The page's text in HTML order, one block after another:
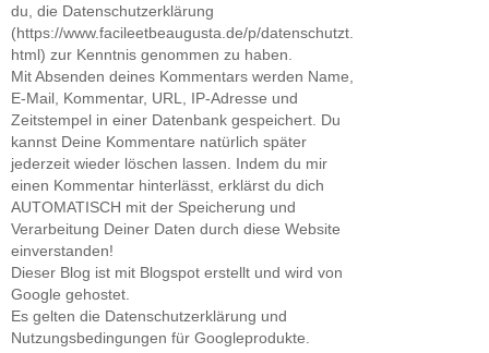
du, die Datenschutzerklärung
(https://www.facileetbeaugusta.de/p/datenschutzt.
html) zur Kenntnis genommen zu haben.
Mit Absenden deines Kommentars werden Name,
E-Mail, Kommentar, URL, IP-Adresse und
Zeitstempel in einer Datenbank gespeichert. Du
kannst Deine Kommentare natürlich später
jederzeit wieder löschen lassen. Indem du mir
einen Kommentar hinterlässt, erklärst du dich
AUTOMATISCH mit der Speicherung und
Verarbeitung Deiner Daten durch diese Website
einverstanden!
Dieser Blog ist mit Blogspot erstellt und wird von
Google gehostet.
Es gelten die Datenschutzerklärung und
Nutzungsbedingungen für Googleprodukte.